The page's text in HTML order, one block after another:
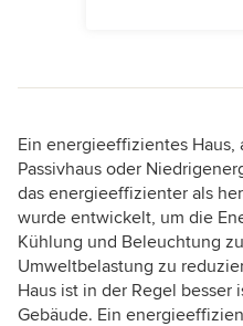
Ein energieeffizientes Haus,
Passivhaus oder
das energieeffizienter als
wurde entwickelt, um die
Kühlung und Beleuchtung
Umweltbelastung zu
Haus ist in der Regel
Gebäude. Ein